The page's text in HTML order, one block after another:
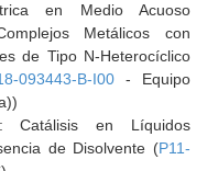
en Medio Acuoso
Metálicos con
de Tipo N-Heterocíclico
093443-B-I00- Equipo
Catálisis en Líquidos
de Disolvente (P11-